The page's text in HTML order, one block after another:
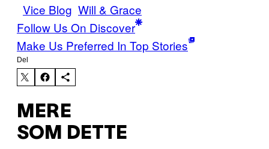
Vice Blog Will & Grace
Follow Us On Discover
Make Us Preferred In Top Stories
Del
MERE
SOM DETTE